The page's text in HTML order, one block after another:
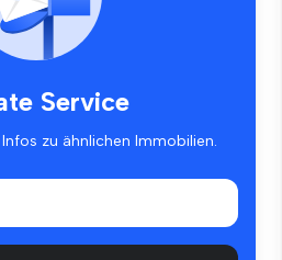
Service
zu ähnlichen Immobilien.